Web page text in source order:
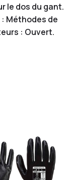
le dos du gant.
Méthodes de
: Ouvert.